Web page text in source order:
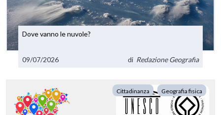
Dove vanno le nuvole?
09/07/2026 di Redazione Geografia
Cittadinanza Geografia fisica